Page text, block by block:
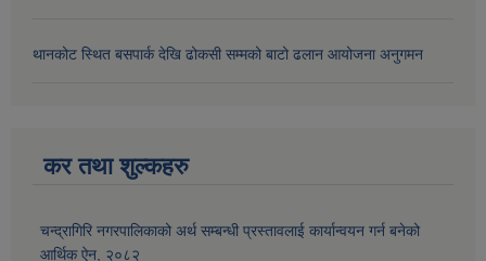
थानकोट स्थित बसपार्क देखि ढोकसी सम्मको बाटो ढलान आयोजना अनुगमन
कर तथा शुल्कहरु
चन्द्रागिरि नगरपालिकाको अर्थ सम्बन्धी प्रस्तावलाई कार्यान्वयन गर्न बनेको
आर्थिक ऐन, २०८२